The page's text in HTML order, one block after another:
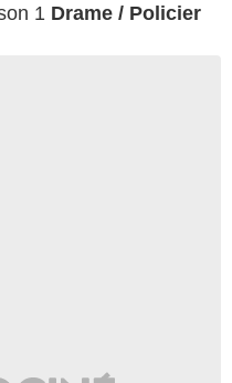
1 Drame / Policier